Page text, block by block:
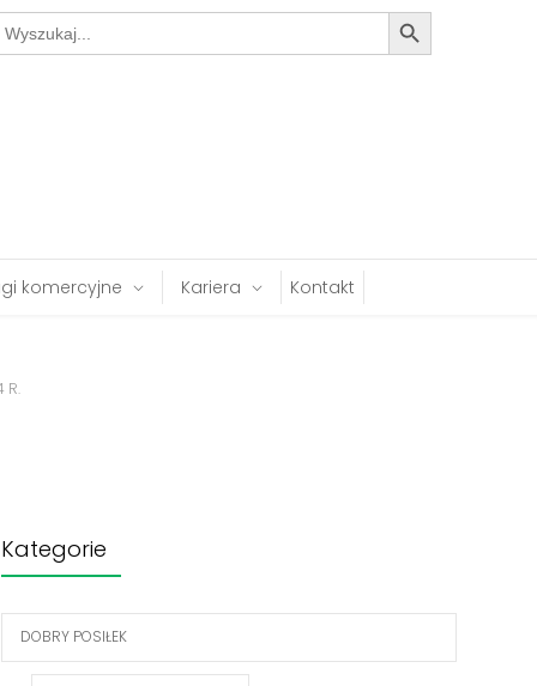
for:
Search Button
komercyjne Kariera Kontakt
R.
Kategorie
DOBRY POSIŁEK